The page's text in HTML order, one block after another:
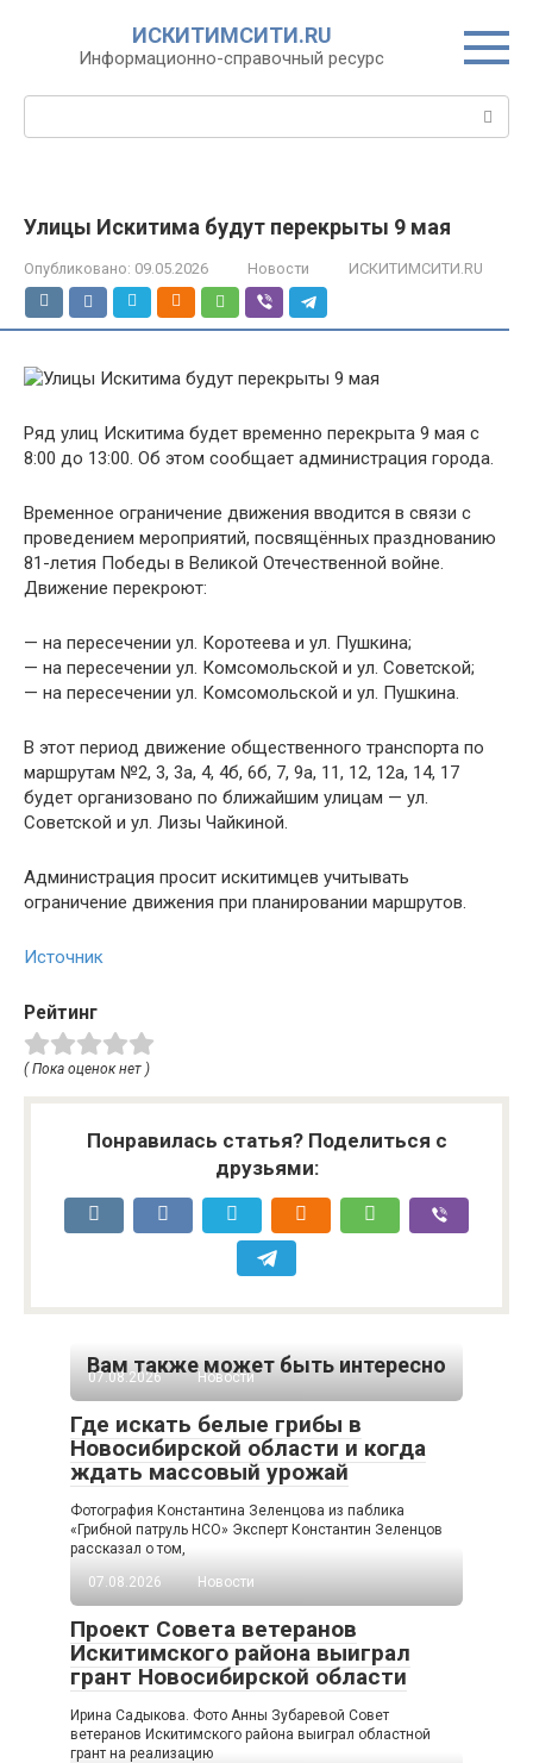
ИСКИТИМСИТИ.RU
Информационно-справочный ресурс
Улицы Искитима будут перекрыты 9 мая
Опубликовано: 09.05.2026 Новости ИСКИТИМСИТИ.RU
Ряд улиц Искитима будет временно перекрыта 9 мая с
8:00 до 13:00. Об этом сообщает администрация города.
Временное ограничение движения вводится в связи с
проведением мероприятий, посвящённых празднованию
81-летия Победы в Великой Отечественной войне.
Движение перекроют:
— на пересечении ул. Коротеева и ул. Пушкина;
— на пересечении ул. Комсомольской и ул. Советской;
— на пересечении ул. Комсомольской и ул. Пушкина.
В этот период движение общественного транспорта по
маршрутам №2, 3, 3а, 4, 4б, 6б, 7, 9а, 11, 12, 12а, 14, 17
будет организовано по ближайшим улицам — ул.
Советской и ул. Лизы Чайкиной.
Администрация просит искитимцев учитывать
ограничение движения при планировании маршрутов.
Источник
Рейтинг
( Пока оценок нет )
Понравилась статья? Поделиться с
друзьями:
Вам также может быть интересно
07.08.2026 Новости
Где искать белые грибы в
Новосибирской области и когда
ждать массовый урожай
Фотография Константина Зеленцова из паблика
«Грибной патруль НСО» Эксперт Константин Зеленцов
рассказал о том,
07.08.2026
Новости
Проект Совета ветеранов
Искитимского района выиграл
грант Новосибирской области
Ирина Садыкова. Фото Анны Зубаревой Совет
ветеранов Искитимского района выиграл областной
грант на реализацию